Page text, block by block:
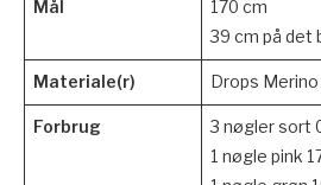
Mål
170 cm
39 cm på det
Materiale(r) Drops
Forbrug
3 nøgler sort
1 nøgle pink